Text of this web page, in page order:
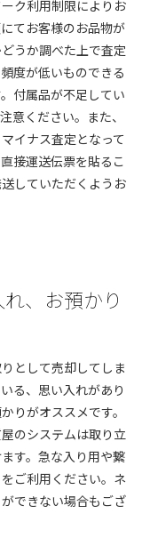
ク利用制限によりお
てお客様のお品物が
うか調べた上で査定
度が低いものできる
付属品が不足してい
意ください。また、
イナス査定となって
接運送伝票を貼るこ
していただくようお
、お預かり
として売却してしま
る、思い入れがあり
りがオススメです。
のシステムは取り立
す。急な入り用や繋
ご利用ください。ネ
できない場合もござ